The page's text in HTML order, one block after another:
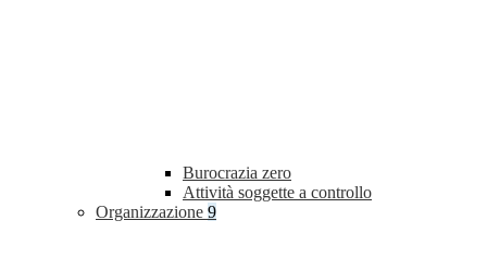
Burocrazia zero
Attività soggette a controllo
Organizzazione 9